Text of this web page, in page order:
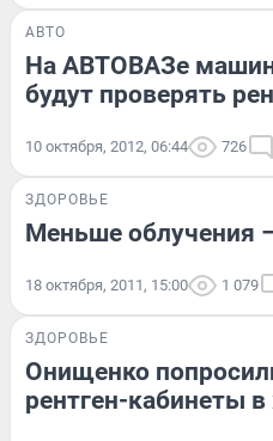
АВТО
На АВТОВАЗе
будут проверять
10 октября, 2012, 06:44 726
ЗДОРОВЬЕ
Меньше облучения
18 октября, 2011, 15:00 1 079
ЗДОРОВЬЕ
Онищенко
рентген-кабинеты